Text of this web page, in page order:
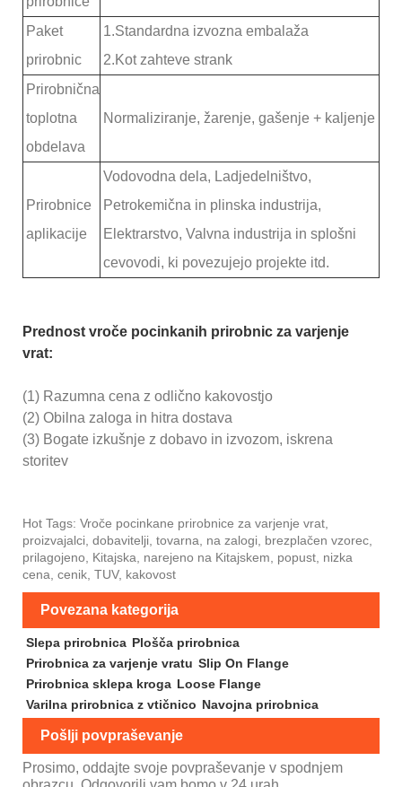
Paket
prirobnic
1.Standardna izvozna embalaža
2.Kot zahteve strank
Prirobnična
toplotna
obdelava
Normaliziranje, žarenje, gašenje + kaljenje
Prirobnice
aplikacije
Vodovodna dela, Ladjedelništvo,
Petrokemična in plinska industrija,
Elektrarstvo, Valvna industrija in splošni
cevovodi, ki povezujejo projekte itd.
Prednost vroče pocinkanih prirobnic za varjenje
vrat:
(1) Razumna cena z odlično kakovostjo
(2) Obilna zaloga in hitra dostava
(3) Bogate izkušnje z dobavo in izvozom, iskrena
storitev
Hot Tags: Vroče pocinkane prirobnice za varjenje vrat,
proizvajalci, dobavitelji, tovarna, na zalogi, brezplačen vzorec,
prilagojeno, Kitajska, narejeno na Kitajskem, popust, nizka
cena, cenik, TUV, kakovost
Povezana kategorija
Slepa prirobnica Plošča prirobnica
Prirobnica za varjenje vratu Slip On Flange
Prirobnica sklepa kroga Loose Flange
Varilna prirobnica z vtičnico Navojna prirobnica
Pošlji povpraševanje
Prosimo, oddajte svoje povpraševanje v spodnjem